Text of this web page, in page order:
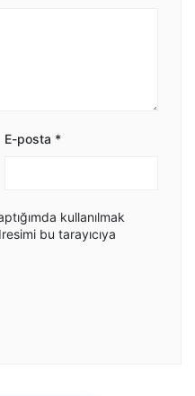
E-posta *
kullanılmak
bu tarayıcıya